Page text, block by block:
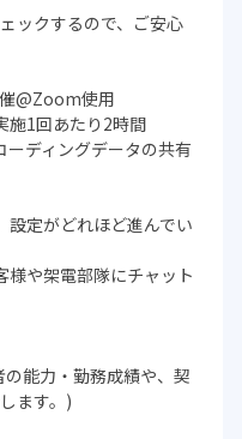
ックするので、ご安心
@Zoom使用
施1回あたり2時間
ディングデータの共有
定がどれほど進んでい
や架電部隊にチャット
能力・勤務成績や、契
ます。)